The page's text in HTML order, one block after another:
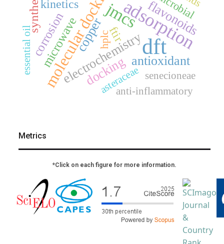
dft
adsorption
jmcs
molecular docking
copper
antioxidant
electrochemistry
flavonoids
docking
microwave
corrosion
synthesiskinetics
ftir
hplc
asteraceae senecioneae
essential oil
anti-inflammatory
Metrics
*Click on each figure for more information.